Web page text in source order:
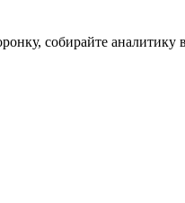
собирайте аналитику